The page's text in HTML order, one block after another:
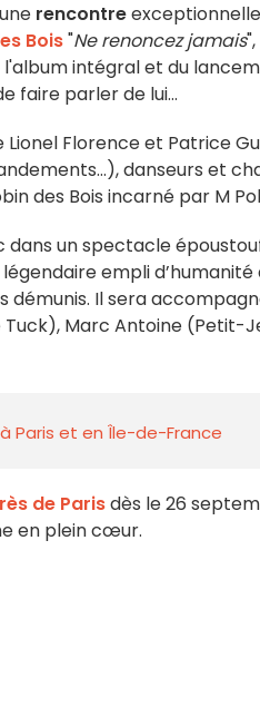
rencontre
Bois"Ne renoncez jamais
l'album intégral et du
faire parler de lui...
Florence et Patrice
danseurs et
des Bois incarné par M
dans un spectacle
empli d’humanité
démunis. Il sera
Marc Antoine (Petit-
Paris et en Île-de-France
de Parisdès le 26
en plein cœur.